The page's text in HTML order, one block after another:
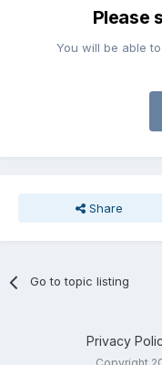
Please
You will be able
Share
Go to topic listing
Privacy